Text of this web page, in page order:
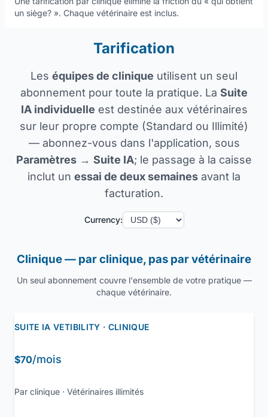
un siège? ». Chaque vétérinaire est inclus.
Tarification
Les équipes de clinique utilisent un seul
abonnement pour toute la pratique. La Suite
IA individuelle est destinée aux vétérinaires
sur leur propre compte (Standard ou Illimité)
— abonnez-vous dans l'application, sous
Paramètres → Suite IA; le passage à la caisse
inclut un essai de deux semaines avant la
facturation.
Currency:
Clinique — par clinique, pas par vétérinaire
Un seul abonnement couvre l'ensemble de votre pratique —
chaque vétérinaire.
SUITE IA VETIBILITY · CLINIQUE
$70/mois
Par clinique · Vétérinaires illimités